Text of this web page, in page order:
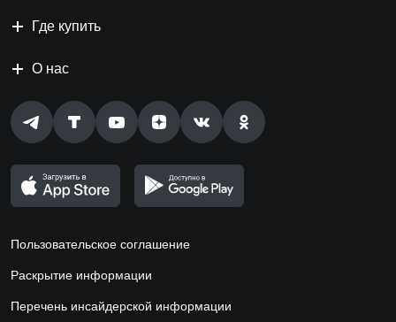
Где купить
О нас
Пользовательское соглашение
Раскрытие информации
Перечень инсайдерской информации